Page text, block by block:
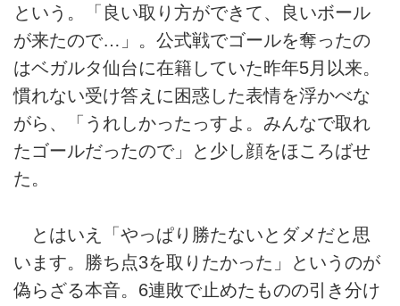
という。「良い取り方ができて、良いボール
が来たので…」。公式戦でゴールを奪ったの
はベガルタ仙台に在籍していた昨年5月以来。
慣れない受け答えに困惑した表情を浮かべな
がら、「うれしかったっすよ。みんなで取れ
たゴールだったので」と少し顔をほころばせ
た。
とはいえ「やっぱり勝たないとダメだと思
います。勝ち点3を取りたかった」というのが
偽らざる本音。6連敗で止めたものの引き分け